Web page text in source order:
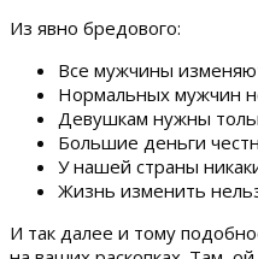
Из явно бредового:
Все мужчины
Нормальных мужчин
Девушкам нужны
Большие деньги
У нашей страны
Жизнь изменить
И так далее и тому